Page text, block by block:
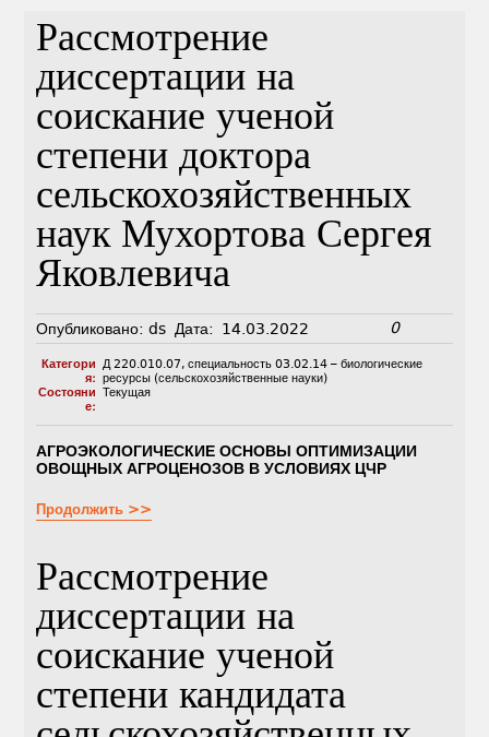
Рассмотрение
диссертации на
соискание ученой
степени доктора
сельскохозяйственных
наук Мухортова Сергея
Яковлевича
Опубликовано: ds Дата: 14.03.2022 0
Категори
я:
Д 220.010.07, специальность 03.02.14 – биологические
ресурсы (сельскохозяйственные науки)
Состояни
е:
Текущая
АГРОЭКОЛОГИЧЕСКИЕ ОСНОВЫ ОПТИМИЗАЦИИ
ОВОЩНЫХ АГРОЦЕНОЗОВ В УСЛОВИЯХ ЦЧР
Продолжить >>
Рассмотрение
диссертации на
соискание ученой
степени кандидата